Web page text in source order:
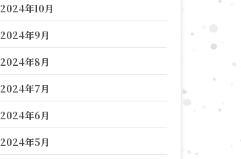
2024年10月
2024年9月
2024年8月
2024年7月
2024年6月
2024年5月